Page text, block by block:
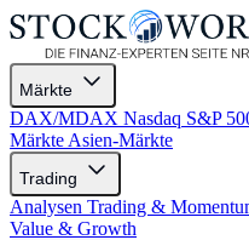
Märkte
DAX/MDAX Nasdaq S&P
Märkte Asien-Märkte
Trading
Analysen Trading &
Value & Growth